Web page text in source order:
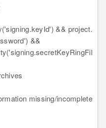
&& project.
&&
missing/incomplete